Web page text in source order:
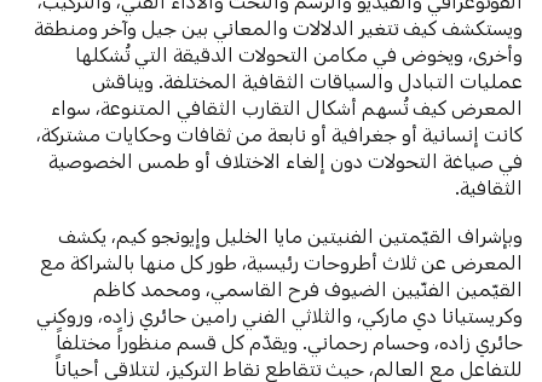
ويستكشف كيف تتغير الدلالات والمعاني بين جيل وآخر ومنطقة
وأخرى، ويخوض في مكامن التحولات الدقيقة التي تُشكلها
عمليات التبادل والسياقات الثقافية المختلفة. ويناقش
المعرض كيف تُسهم أشكال التقارب الثقافي المتنوعة، سواء
كانت إنسانية أو جغرافية أو نابعة من ثقافات وحكايات مشتركة،
في صياغة التحولات دون إلغاء الاختلاف أو طمس الخصوصية
الثقافية.
وبإشراف القيّمتين الفنيتين مايا الخليل وإيونجو كيم، يكشف
المعرض عن ثلاث أطروحات رئيسية، طور كل منها بالشراكة مع
القيّمين الفنّيين الضيوف فرح القاسمي، ومحمد كاظم
وكريستيانا دي ماركي، والثلاثي الفني رامين حائري زاده، وروكني
حائري زاده، وحسام رحماني. ويقدّم كل قسم منظوراً مختلفاً
للتفاعل مع العالم، حيث تتقاطع نقاط التركيز، لتتلاقى أحياناً